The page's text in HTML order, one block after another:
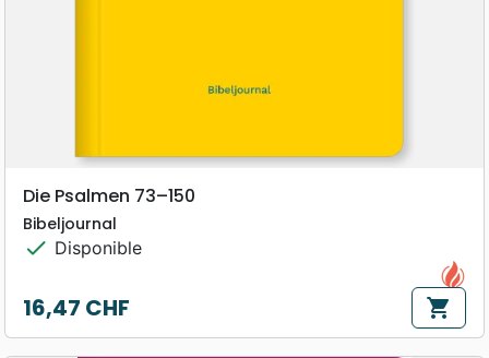
Die Psalmen 73–150
Bibeljournal
check Disponible
Prix
16,47 CHF shopping_cart